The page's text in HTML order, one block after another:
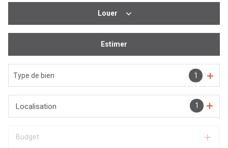
De l'immo pro
Louer
Estimer
Type de bien 1
1
Localisation
Budget